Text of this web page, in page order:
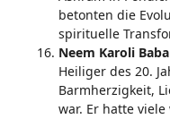
betonten die
spirituelle
Neem Karoli
Heiliger des 20.
Barmherzigkeit,
war. Er hatte